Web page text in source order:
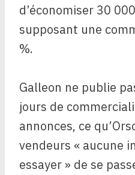
d’économiser 30
supposant une
%.
Galleon ne publie
jours de
annonces, ce
vendeurs « aucune
essayer » de se